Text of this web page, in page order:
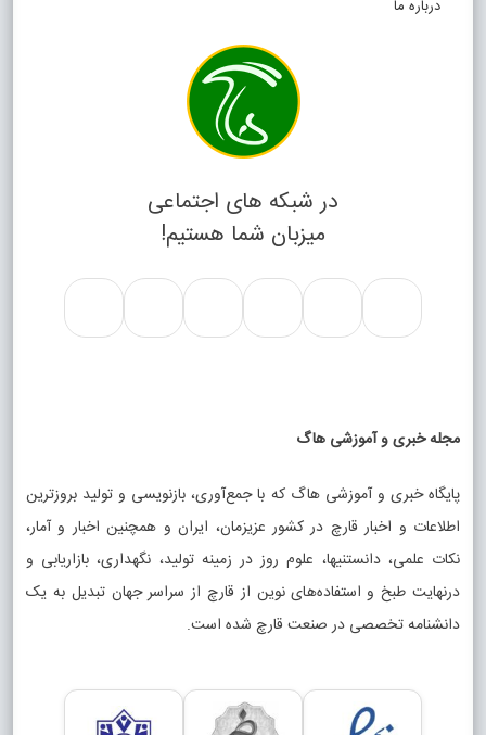
درباره ما
در شبکه های اجتماعی
میزبان شما هستیم!
مجله خبری و آموزشی هاگ
پایگاه خبری و آموزشی هاگ که با جمع‌آوری، بازنویسی و تولید بروزترین
اطلاعات و اخبار قارچ در کشور عزیزمان، ایران و همچنین اخبار و آمار،
نکات علمی، دانستنیها، علوم روز در زمینه تولید، نگهداری، بازاریابی و
درنهایت طبخ و استفاده‌های نوین از قارچ از سراسر جهان تبدیل به یک
دانشنامه تخصصی در صنعت قارچ شده است.